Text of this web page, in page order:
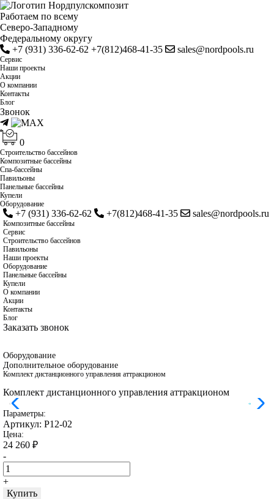
Работаем по всему
Cеверо-Западному
Федеральному округу
+7 (931) 336-62-62 +7(812)468-41-35 sales@nordpools.ru
Cервис
Наши проекты
Акции
О компании
Контакты
Блог
Звонок
0
Строительство бассейнов
Композитные бассейны
Спа-бассейны
Павильоны
Панельные бассейны
Купели
Оборудование
+7 (931) 336-62-62 +7(812)468-41-35 sales@nordpools.ru
Композитные бассейны
Cервис
Строительство бассейнов
Павильоны
Наши проекты
Оборудование
Панельные бассейны
Купели
О компании
Акции
Контакты
Блог
Заказать звонок
Оборудование
Дополнительное оборудование
Комплект дистанционного управления аттракционом
Комплект дистанционного управления аттракционом
Параметры:
Артикул: Р12-02
Цена:
24 260 ₽
-
+
Купить